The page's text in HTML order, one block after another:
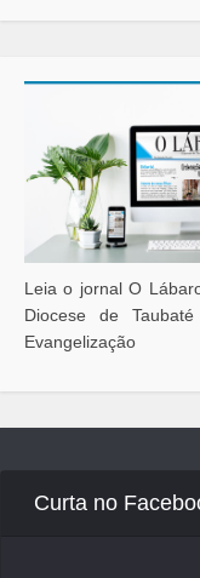
Leia o jornal O
Diocese de
Evangelização
Curta no